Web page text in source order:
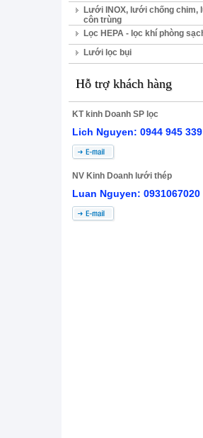
Lưới INOX, lưới chống chim,
côn trùng
Lọc HEPA - lọc khí phòng
Lưới lọc bụi
Hỗ trợ khách hàng
KT kinh Doanh SP lọc
Lich Nguyen: 0944 945 339
NV Kinh Doanh lưới thép
Luan Nguyen: 0931067020